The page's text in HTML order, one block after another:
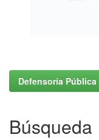
Defensoría
Búsqueda